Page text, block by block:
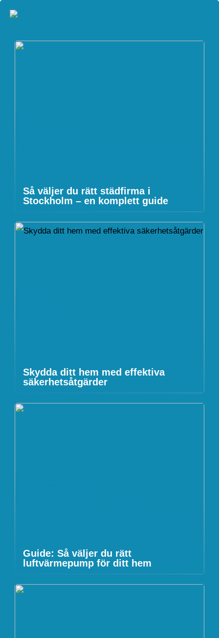
Så väljer du rätt städfirma i
Stockholm – en komplett guide
Skydda ditt hem med effektiva
säkerhetsåtgärder
Guide: Så väljer du rätt
luftvärmepump för ditt hem